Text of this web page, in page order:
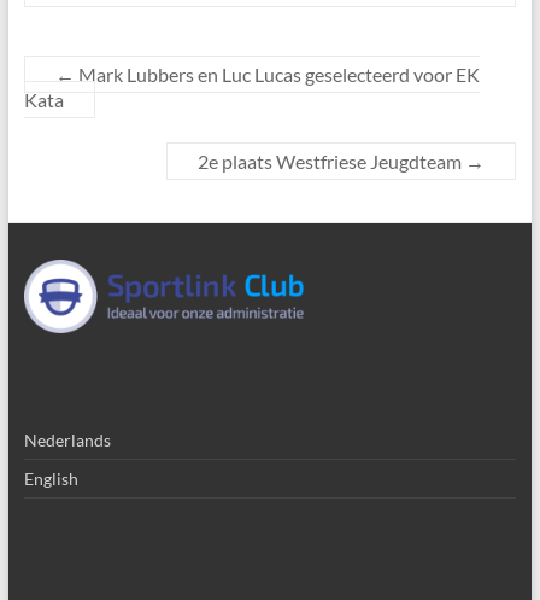
← Mark Lubbers en Luc Lucas geselecteerd voor EK
Kata
2e plaats Westfriese Jeugdteam →
Nederlands
English